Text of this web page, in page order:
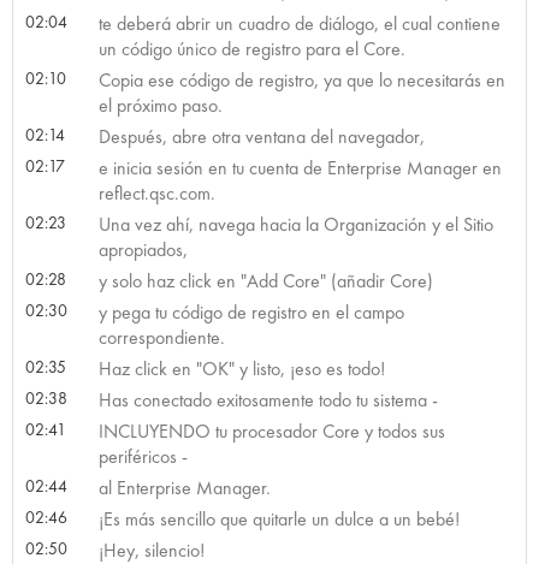
02:04
te deberá abrir un cuadro de diálogo, el cual contiene
un código único de registro para el Core.
02:10
Copia ese código de registro, ya que lo necesitarás en
el próximo paso.
02:14 Después, abre otra ventana del navegador,
02:17
e inicia sesión en tu cuenta de Enterprise Manager en
reflect.qsc.com.
02:23
Una vez ahí, navega hacia la Organización y el Sitio
apropiados,
02:28 y solo haz click en "Add Core" (añadir Core)
02:30
y pega tu código de registro en el campo
correspondiente.
02:35 Haz click en "OK" y listo, ¡eso es todo!
02:38 Has conectado exitosamente todo tu sistema -
02:41
INCLUYENDO tu procesador Core y todos sus
periféricos -
02:44 al Enterprise Manager.
02:46 ¡Es más sencillo que quitarle un dulce a un bebé!
02:50 ¡Hey, silencio!